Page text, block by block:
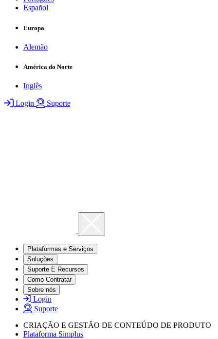
Español
Europa
Alemão
América do Norte
Inglês
Login Suporte
Plataformas e Serviços
Soluções
Suporte E Recursos
Como Contratar
Sobre nós
Login
Suporte
CRIAÇÃO E GESTÃO DE CONTEÚDO DE PRODUTO
Plataforma Simplus